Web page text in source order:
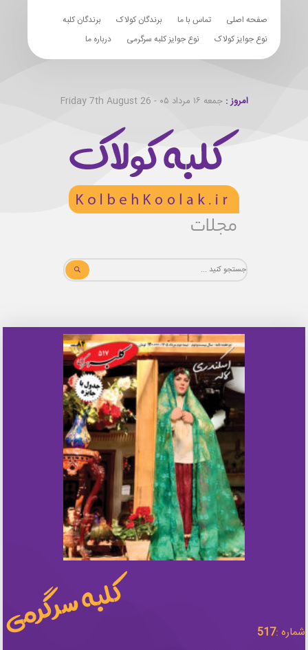
صفحه اصلی تماس با ما برندگان کولاک
برندگان کلبه
نوع جوایز کولاک
نوع جوایز کلبه سرگرمی درباره ما
امروز :جمعه ۱۶ مرداد ۰۵ - Friday 7th August 26
شماره :517